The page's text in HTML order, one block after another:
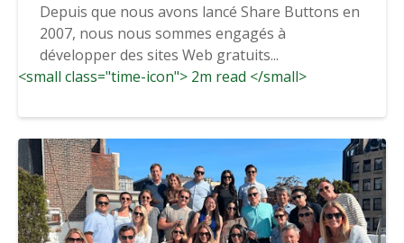
Depuis que nous avons lancé Share Buttons en
2007, nous nous sommes engagés à
développer des sites Web gratuits...
<small class="time-icon"> 2m read </small>